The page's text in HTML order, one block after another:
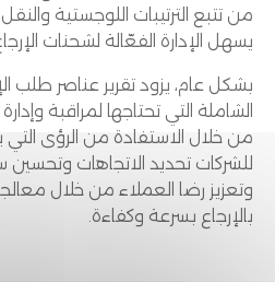
من تتبع الترتيبات اللوجستية
يسهل الإدارة الفعّالة لشحنات
بشكل عام، يزود تقرير عناصر طلب
الشاملة التي تحتاجها لمراقبة
من خلال الاستفادة من الرؤى التي
للشركات تحديد الاتجاهات وتحسين
وتعزيز رضا العملاء من خلال
بالإرجاع بسرعة وكفاءة.